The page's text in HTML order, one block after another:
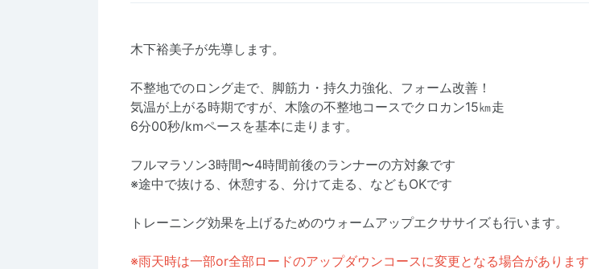
木下裕美子が先導します。
不整地でのロング走で、脚筋力・持久力強化、フォーム改善！
気温が上がる時期ですが、木陰の不整地コースでクロカン15㎞走
6分00秒/kmペースを基本に走ります。
フルマラソン3時間〜4時間前後のランナーの方対象です
※途中で抜ける、休憩する、分けて走る、などもOKです
トレーニング効果を上げるためのウォームアップエクササイズも行います。
※雨天時は一部or全部ロードのアップダウンコースに変更となる場合があります